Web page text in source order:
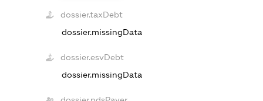
dossier.taxDebt
dossier.missingData
dossier.esvDebt
dossier.missingData